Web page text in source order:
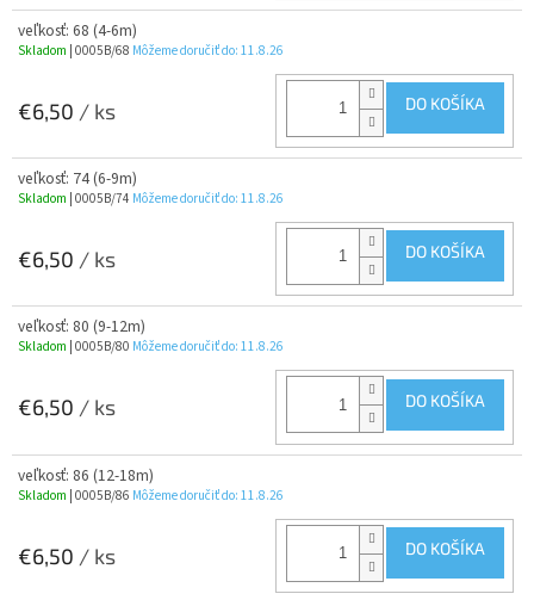
veľkosť: 68 (4-6m)
Skladom | 0005B/68 Môžeme doručiť do: 11.8.26
€6,50 / ks DO KOŠÍKA
veľkosť: 74 (6-9m)
Skladom | 0005B/74 Môžeme doručiť do: 11.8.26
€6,50 / ks DO KOŠÍKA
veľkosť: 80 (9-12m)
Skladom | 0005B/80 Môžeme doručiť do: 11.8.26
€6,50 / ks DO KOŠÍKA
veľkosť: 86 (12-18m)
Skladom | 0005B/86 Môžeme doručiť do: 11.8.26
€6,50 / ks DO KOŠÍKA